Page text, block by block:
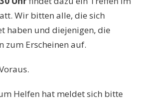
Wir bitten alle, die sich
haben und diejenigen, die
zum Erscheinen auf.
Helfen hat meldet sich bitte